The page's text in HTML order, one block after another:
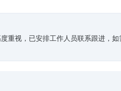
重视，已安排工作人员联系跟进，